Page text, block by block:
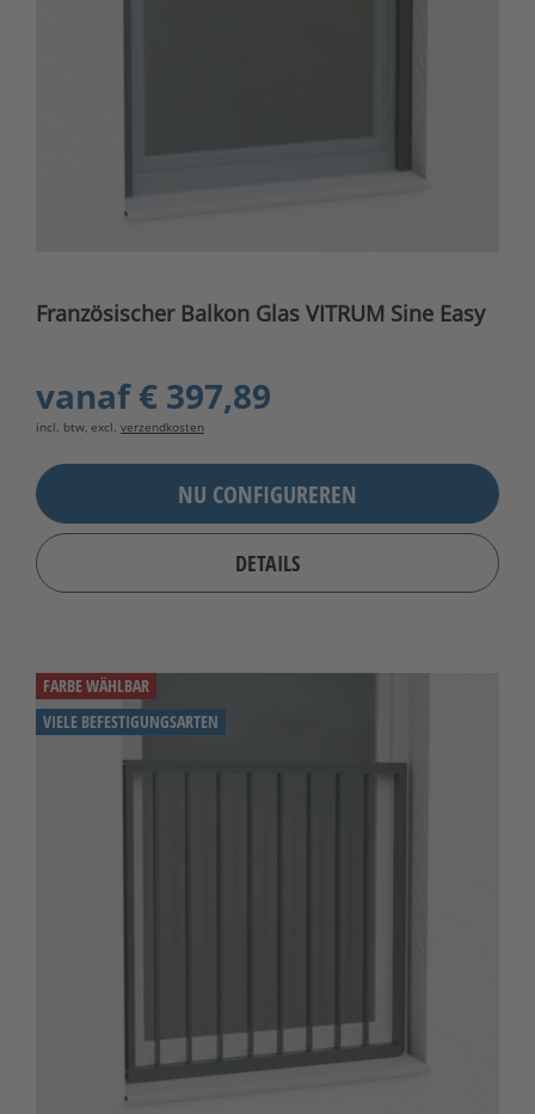
Französischer Balkon Glas VITRUM Sine Easy
vanaf€ 397,89
incl. btw, excl. verzendkosten
NU CONFIGUREREN
DETAILS
FARBE WÄHLBAR
VIELE BEFESTIGUNGSARTEN